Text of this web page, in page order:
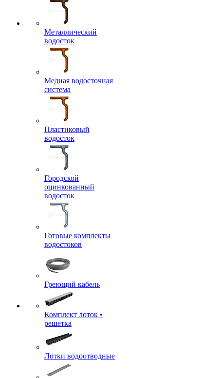
Металлический
водосток
Медная водосточная
система
Пластиковый
водосток
Городской
оцинкованный
водосток
Готовые комплекты
водостоков
Греющий кабель
Комплект лоток •
решетка
Лотки водоотводные